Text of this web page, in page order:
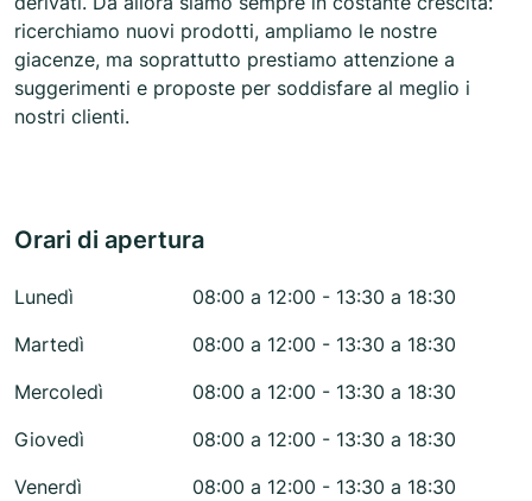
ricerchiamo nuovi prodotti, ampliamo le nostre
giacenze, ma soprattutto prestiamo attenzione a
suggerimenti e proposte per soddisfare al meglio i
nostri clienti.
Orari di apertura
Lunedì
08:00 a 12:00 - 13:30 a 18:30
Martedì
08:00 a 12:00 - 13:30 a 18:30
Mercoledì
08:00 a 12:00 - 13:30 a 18:30
Giovedì
08:00 a 12:00 - 13:30 a 18:30
Venerdì
08:00 a 12:00 - 13:30 a 18:30